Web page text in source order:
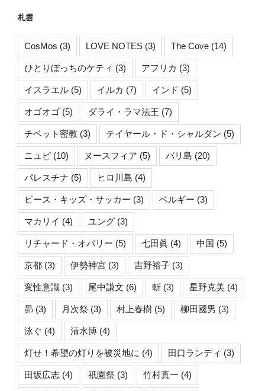
札雲
CosMos (3) LOVE NOTES (3) The Cove (14)
ひとりぼっちのケティ (3) アフリカ (3)
イスラエル (5) イルカ (7) インド (5)
オゴオゴ (5) ダライ・ラマ法王 (7)
チベット密教 (3) テイヤール・ド・シャルダン (5)
ニュピ (10) ヌースフィア (5) バリ島 (20)
パレスチナ (5) ヒロ川島 (4)
ピース・キッズ・サッカー (3) ベルギー (3)
マカリイ (4) ユング (3)
リチャード・オバリー (5) 七田眞 (4) 中国 (5)
京都 (3) 伊勢神宮 (3) 吉野裕子 (3)
変性意識 (3) 尾中謙文 (6) 斬 (3) 星野克美 (4)
昴 (3) 月次祭 (3) 村上春樹 (5) 柳田國男 (3)
泳ぐ (4) 清水博 (4)
灯せ！希望の灯りを被災地に (4) 田口ランディ (3)
田坂広志 (4) 祇園祭 (3) 竹村真一 (4)